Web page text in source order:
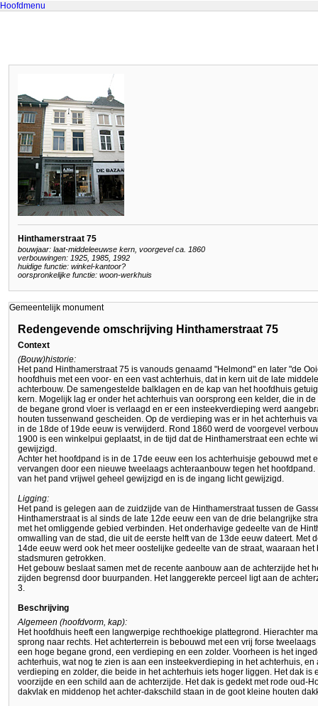
Hoofdmenu
Hinthamerstraat 75
bouwjaar: laat-middeleeuwse kern, voorgevel ca. 1860
verbouwingen: 1925, 1985, 1992
huidige functie: winkel-kantoor?
oorspronkelijke functie: woon-werkhuis
Gemeentelijk monument
Redengevende omschrijving Hinthamerstraat 75
Context
(Bouw)historie:
Het pand Hinthamerstraat 75 is vanouds genaamd "Helmond" en later "de
hoofdhuis met een voor- en een vast achterhuis, dat in kern uit de late
achterbouw. De samengestelde balklagen en de kap van het hoofdhuis
kern. Mogelijk lag er onder het achterhuis van oorsprong een kelder, die in
de begane grond vloer is verlaagd en er een insteekverdieping werd
houten tussenwand gescheiden. Op de verdieping was er in het achterhuis
in de 18de of 19de eeuw is verwijderd. Rond 1860 werd de voorgevel
1900 is een winkelpui geplaatst, in de tijd dat de Hinthamerstraat een echte
gewijzigd.
Achter het hoofdpand is in de 17de eeuw een los achterhuisje gebouwd met
vervangen door een nieuwe tweelaags achteraanbouw tegen het
van het pand vrijwel geheel gewijzigd en is de ingang licht gewijzigd.
Ligging:
Het pand is gelegen aan de zuidzijde van de Hinthamerstraat tussen de
Hinthamerstraat is al sinds de late 12de eeuw een van de drie belangrijke
met het omliggende gebied verbinden. Het onderhavige gedeelte van de
omwalling van de stad, die uit de eerste helft van de 13de eeuw dateert. Met
14de eeuw werd ook het meer oostelijke gedeelte van de straat, waaraan
stadsmuren getrokken.
Het gebouw beslaat samen met de recente aanbouw aan de achterzijde het
zijden begrensd door buurpanden. Het langgerekte perceel ligt aan de
3.
Beschrijving
Algemeen (hoofdvorm, kap):
Het hoofdhuis heeft een langwerpige rechthoekige plattegrond. Hierachter
sprong naar rechts. Het achterterrein is bebouwd met een vrij forse
een hoge begane grond, een verdieping en een zolder. Voorheen is het
achterhuis, wat nog te zien is aan een insteekverdieping in het achterhuis,
verdieping en zolder, die beide in het achterhuis iets hoger liggen. Het dak is
voorzijde en een schild aan de achterzijde. Het dak is gedekt met rode oud-
dakvlak en middenop het achter-dakschild staan in de goot kleine houten